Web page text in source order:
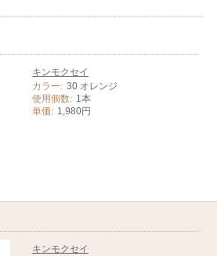
キンモクセイ
カラー: 30 オレンジ
使用個数: 1本
単価: 1,980円
キンモクセイ